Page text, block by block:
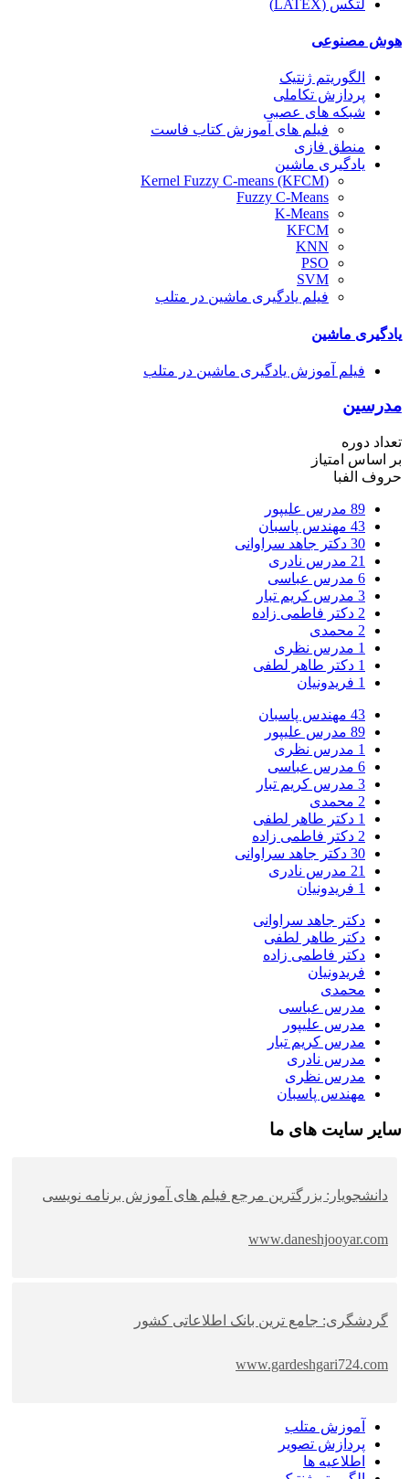
لتکس (LATEX)
هوش مصنوعی
الگوریتم ژنتیک
پردازش تکاملی
شبکه های عصبی
فیلم های آموزش کتاب فاست
منطق فازی
یادگیری ماشین
(Kernel Fuzzy C-means (KFCM
Fuzzy C-Means
K-Means
KFCM
KNN
PSO
SVM
فیلم یادگیری ماشین در متلب
یادگیری ماشین
فیلم آموزش یادگیری ماشین در متلب
مدرسین
تعداد دوره
بر اساس امتیاز
حروف الفبا
89 مدرس علیپور
43 مهندس پاسبان
30 دکتر جاهد سراوانی
21 مدرس نادری
6 مدرس عباسی
3 مدرس کریم تبار
2 دکتر فاطمی زاده
2 محمدی
1 مدرس نظری
1 دکتر طاهر لطفی
1 فریدونیان
43 مهندس پاسبان
89 مدرس علیپور
1 مدرس نظری
6 مدرس عباسی
3 مدرس کریم تبار
2 محمدی
1 دکتر طاهر لطفی
2 دکتر فاطمی زاده
30 دکتر جاهد سراوانی
21 مدرس نادری
1 فریدونیان
دکتر جاهد سراوانی
دکتر طاهر لطفی
دکتر فاطمی زاده
فریدونیان
محمدی
مدرس عباسی
مدرس علیپور
مدرس کریم تبار
مدرس نادری
مدرس نظری
مهندس پاسبان
سایر سایت های ما
دانشجویار: بزرگترین مرجع فیلم های آموزش برنامه نویسی
www.daneshjooyar.com
گردشگری: جامع ترین بانک اطلاعاتی کشور
www.gardeshgari724.com
آموزش متلب
پردازش تصویر
اطلاعیه ها